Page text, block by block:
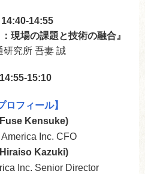
14:55
現場の課題と技術の融合』
研究所 吾妻 誠
15:10
ロフィール】
Kensuke)
Inc. CFO
Kazuki)
Inc. Senior Director